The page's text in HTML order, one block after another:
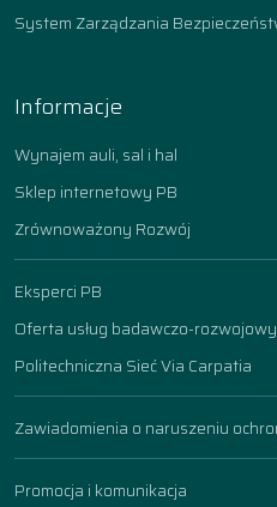
System Zarządzania
Informacje
Wynajem auli, sal i hal
Sklep internetowy PB
Zrównoważony Rozwój
Eksperci PB
Oferta usług badawczo-
Politechniczna Sieć Via Carpatia
Zawiadomienia o naruszeniu
Promocja i komunikacja